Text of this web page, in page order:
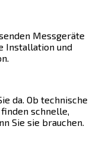
Messgeräte
Installation und
da. Ob technische
schnelle,
Sie sie brauchen.